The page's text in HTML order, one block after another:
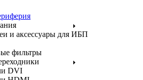
и аксессуары для ИБП
фильтры
DVI